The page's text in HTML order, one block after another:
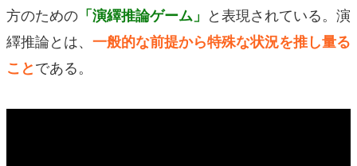
方のための 「演繹推論ゲーム」 と表現されている。演
繹推論とは、 一般的な前提から特殊な状況を推し量る
ことである。